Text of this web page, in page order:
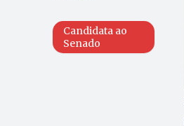
Candidata ao
Senado